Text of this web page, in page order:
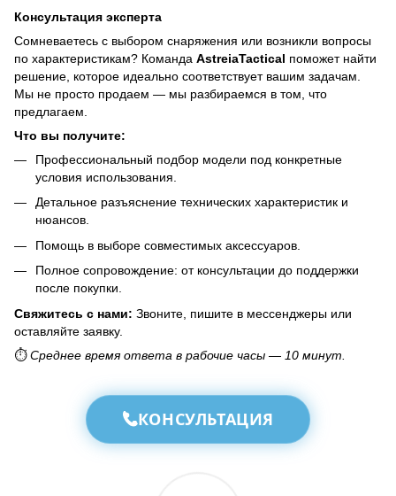
Консультация эксперта
Сомневаетесь с выбором снаряжения или возникли вопросы
по характеристикам? Команда AstreiaTactical поможет найти
решение, которое идеально соответствует вашим задачам.
Мы не просто продаем — мы разбираемся в том, что
предлагаем.
Что вы получите:
Профессиональный подбор модели под конкретные
условия использования.
Детальное разъяснение технических характеристик и
нюансов.
Помощь в выборе совместимых аксессуаров.
Полное сопровождение: от консультации до поддержки
после покупки.
Свяжитесь с нами: Звоните, пишите в мессенджеры или
оставляйте заявку.
⏱️Среднее время ответа в рабочие часы — 10 минут.
КОНСУЛЬТАЦИЯ